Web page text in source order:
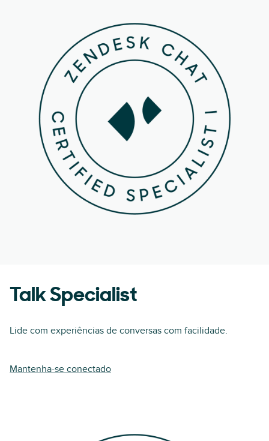
Talk Specialist
Lide com experiências de conversas com facilidade.
Mantenha-se conectado